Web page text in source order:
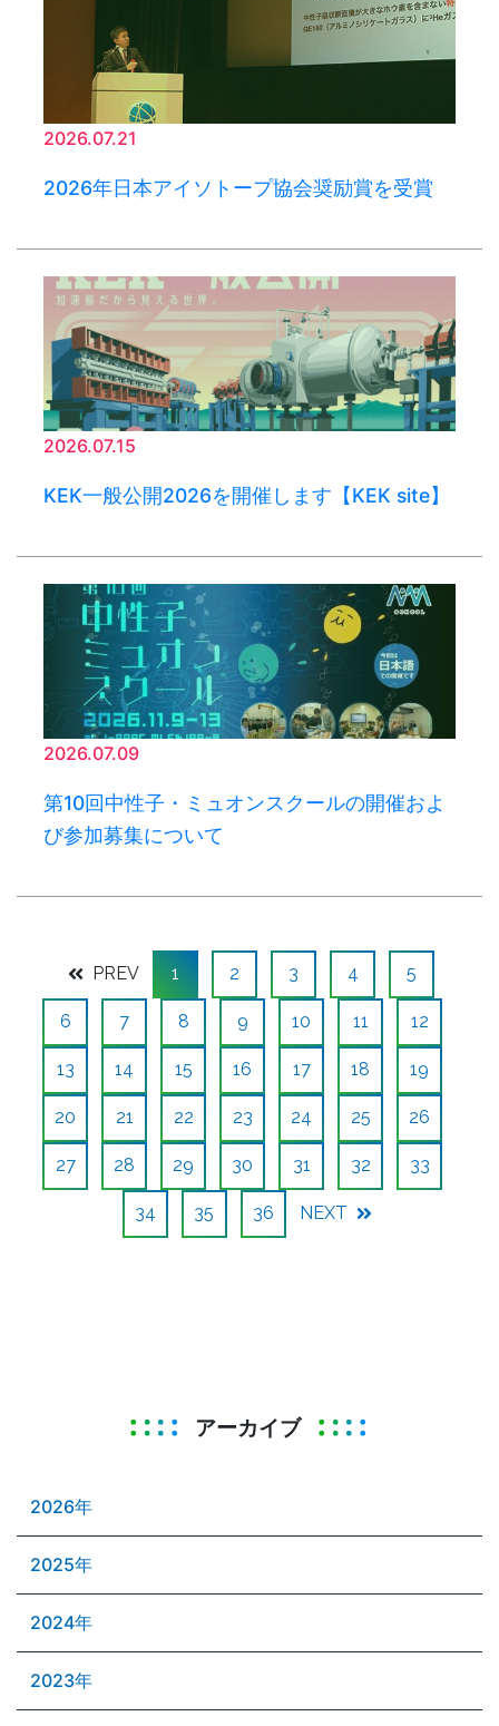
2026.07.21
2026年日本アイソトープ協会奨励賞を受賞
2026.07.15
KEK一般公開2026を開催します【KEK site】
2026.07.09
第10回中性子・ミュオンスクールの開催およ
び参加募集について
PREV 1 2 3 4 5
6 7 8 9 10 11 12
13 14 15 16 17 18 19
20 21 22 23 24 25 26
27 28 29 30 31 32 33
34 35 36 NEXT
アーカイブ
2026年
2025年
2024年
2023年